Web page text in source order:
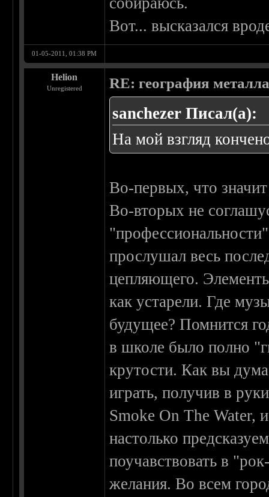
Вот... высказался
01-05-2011, 01:38 PM
Helion
Unregistered RE: география
sanchezer Писал(а):
На мой взгляд
Во-первых, что
Во-вторых не
прослушал весь
цепляющего.
как устарели. Где
будущее? Помнится
в школе было полно
крутости. Как вы
играть, получив в
Smoke On The Water,
настолько
поучавствовать в
желания. Во всем